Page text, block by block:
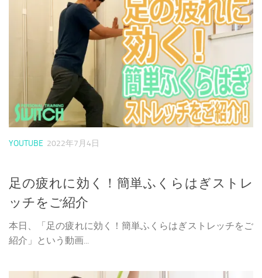
YOUTUBE 2022年7月4日
足の疲れに効く！簡単ふくらはぎストレ
ッチをご紹介
本日、「足の疲れに効く！簡単ふくらはぎストレッチをご
紹介」という動画...